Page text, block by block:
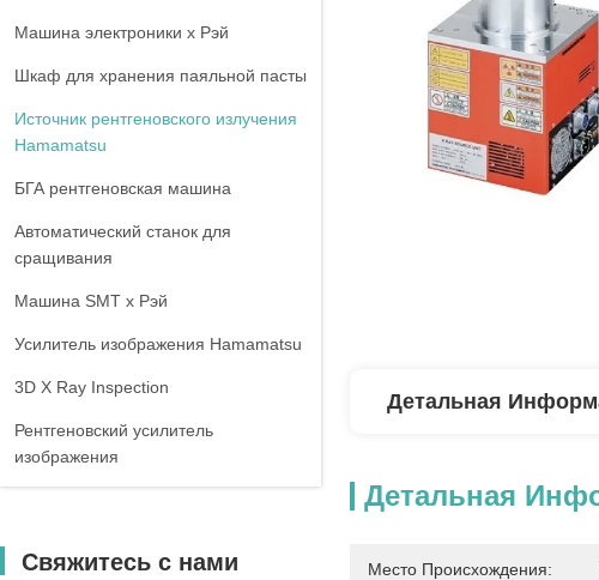
Машина электроники x Рэй
Шкаф для хранения паяльной пасты
Источник рентгеновского излучения
Hamamatsu
БГА рентгеновская машина
Автоматический станок для
сращивания
Машина SMT x Рэй
Усилитель изображения Hamamatsu
3D X Ray Inspection
Рентгеновский усилитель
изображения
Свяжитесь с нами
Детальная
Детальная
Место Происхождения: